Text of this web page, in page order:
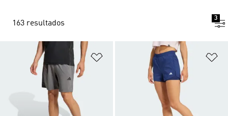
163 resultados
3
Añadir a la lista de deseos